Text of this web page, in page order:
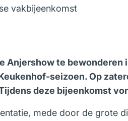
vakbijeenkomst
te bewonderen
seizoen. Op
deze bijeenkomst
mede door de grote